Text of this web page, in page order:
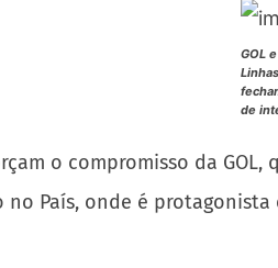
GOL
de
o compromisso da
País, onde é